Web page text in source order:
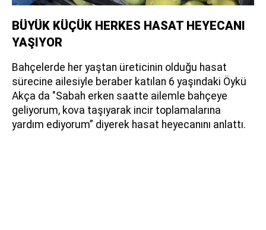
BÜYÜK KÜÇÜK HERKES HASAT HEYECANI
YAŞIYOR
Bahçelerde her yaştan üreticinin olduğu hasat
sürecine ailesiyle beraber katılan 6 yaşındaki Öykü
Akça da "Sabah erken saatte ailemle bahçeye
geliyorum, kova taşıyarak incir toplamalarına
yardım ediyorum” diyerek hasat heyecanını anlattı.